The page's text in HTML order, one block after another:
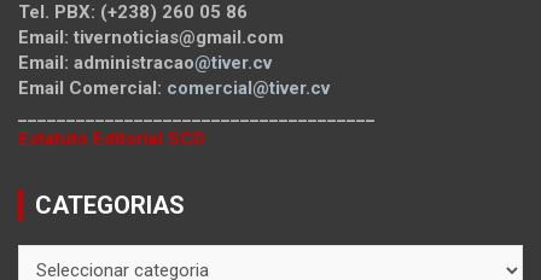
Tel. PBX: (+238) 260 05 86
Email: tivernoticias@gmail.com
Email: administracao@tiver.cv
Email Comercial: comercial@tiver.cv
Estatuto Editorial SCD
CATEGORIAS